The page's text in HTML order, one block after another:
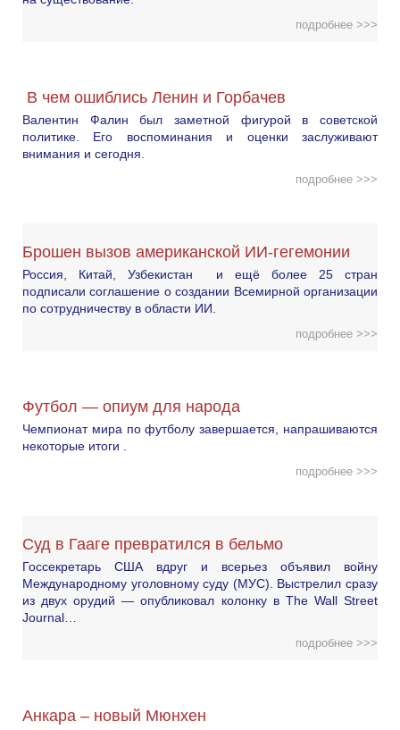
подробнее >>>
В чем ошиблись Ленин и Горбачев
Валентин Фалин был заметной фигурой в советской
политике. Его воспоминания и оценки заслуживают
внимания и сегодня.
подробнее >>>
Брошен вызов американской ИИ-гегемонии
Россия, Китай, Узбекистан и ещё более 25 стран
подписали соглашение о создании Всемирной организации
по сотрудничеству в области ИИ.
подробнее >>>
Футбол — опиум для народа
Чемпионат мира по футболу завершается, напрашиваются
некоторые итоги .
подробнее >>>
Суд в Гааге превратился в бельмо
Госсекретарь США вдруг и всерьез объявил войну
Международному уголовному суду (МУС). Выстрелил сразу
из двух орудий — опубликовал колонку в The Wall Street
Journal…
подробнее >>>
Анкара – новый Мюнхен